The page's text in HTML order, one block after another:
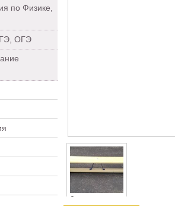
по Физике,
ОГЭ
0